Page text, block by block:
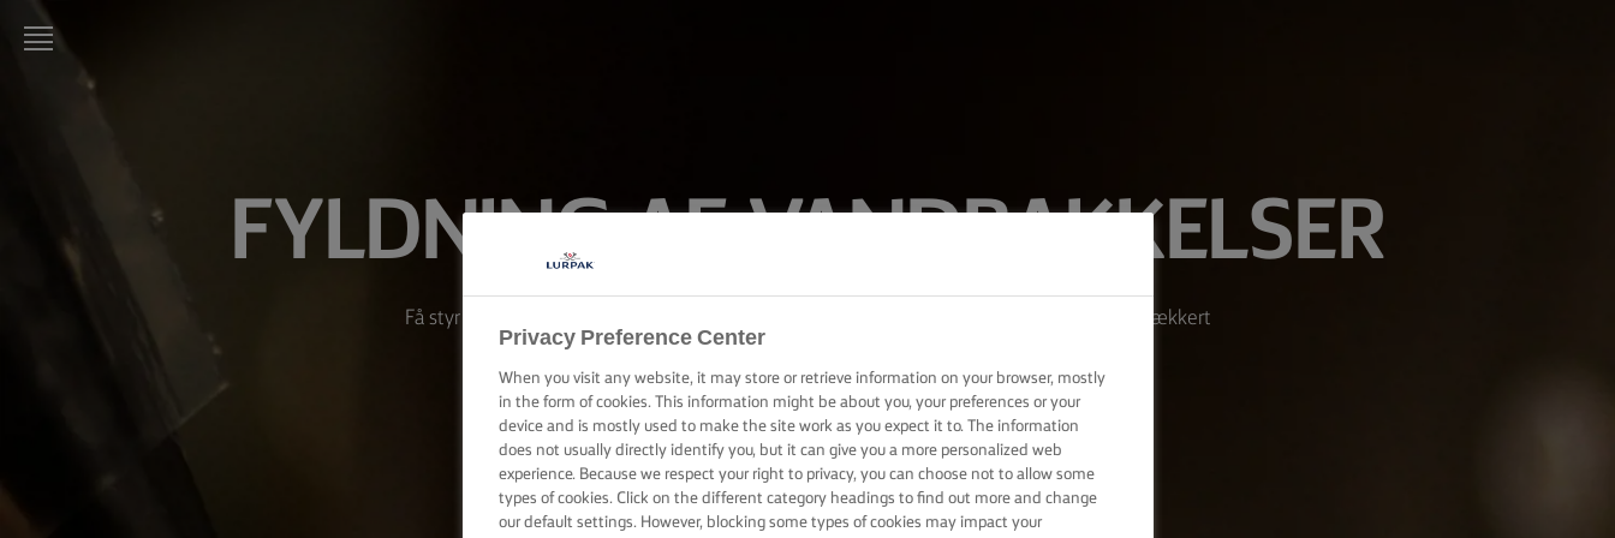
MADLAVNING:
FYLDNING AF VANDBAKKELSER
Få styr på teknikken til at fylde vandbakkelser eller eclairs med creme eller is, og bag et lækkert
mesterværk i dag.
Privacy Preference Center
When you visit any website, it may store or retrieve information on your browser, mostly
in the form of cookies. This information might be about you, your preferences or your
device and is mostly used to make the site work as you expect it to. The information
does not usually directly identify you, but it can give you a more personalized web
experience. Because we respect your right to privacy, you can choose not to allow some
types of cookies. Click on the different category headings to find out more and change
our default settings. However, blocking some types of cookies may impact your